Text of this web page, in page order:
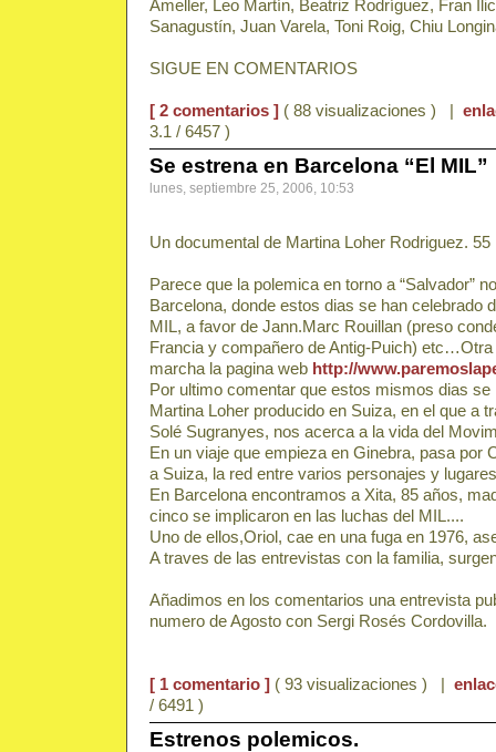
Ameller, Leo Martín, Beatriz Rodríguez, Fran
Sanagustín, Juan Varela, Toni Roig, Chiu
SIGUE EN COMENTARIOS
[ 2 comentarios ] ( 88 visualizaciones ) |
3.1 / 6457 )
Se estrena en Barcelona “El MIL”
lunes, septiembre 25, 2006, 10:53
Un documental de Martina Loher Rodriguez. 55
Parece que la polemica en torno a “Salvador”
Barcelona, donde estos dias se han celebrado
MIL, a favor de Jann.Marc Rouillan (preso
Francia y compañero de Antig-Puich)
marcha la pagina web http://
Por ultimo comentar que estos mismos dias
Martina Loher producido en Suiza, en el que a
Solé Sugranyes, nos acerca a la vida del
En un viaje que empieza en Ginebra, pasa por
a Suiza, la red entre varios personajes y
En Barcelona encontramos a Xita, 85 años,
cinco se implicaron en las luchas del MIL....
Uno de ellos,Oriol, cae en una fuga en 1976,
A traves de las entrevistas con la familia,
Añadimos en los comentarios una entrevista
numero de Agosto con Sergi Rosés Cordovilla.
[ 1 comentario ] ( 93 visualizaciones ) |
/ 6491 )
Estrenos polemicos.